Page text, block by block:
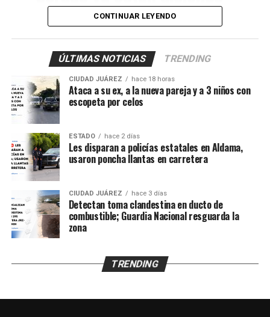
que fue una denuncia
anónima. Para que
también vea la ciudadanía
que se meten a las casas
de gente normal y luego
los malandros, a gusto”.
De acuerdo con los primeros reportes, elementos del
Grupo Antisecuestro de la Fiscalía General del
Estadohabrían sido presuntamente atacados a balazos
mientras realizaban labores de investigación en un
domicilio ubicado en el cruce deFrancisco González
Bocanegra y Pradera de Villa Ahumada, en el
fraccionamiento Praderas de Henequén.
Sin embargo, el testimonio sostiene una versión distinta
CONTINUAR LEYENDO
ÚLTIMAS NOTICIAS TRENDING
CIUDAD JUÁREZ hace 18 horas
Ataca a su ex, a la nueva pareja y a 3 niños con
escopeta por celos
ESTADO hace 2 días
Les disparan a policías estatales en Aldama,
usaron poncha llantas en carretera
CIUDAD JUÁREZ hace 3 días
Detectan toma clandestina en ducto de
combustible; Guardia Nacional resguarda la
zona
TRENDING